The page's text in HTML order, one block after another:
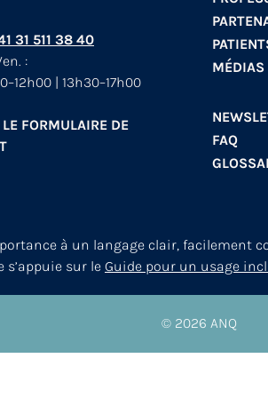
31 511 38 40
:
| 13h30–17h00
FORMULAIRE DE
MÉDIAS
FAQ
à un langage clair, facilement
s’appuie sur le Guide pour un usage
© 2026 ANQ